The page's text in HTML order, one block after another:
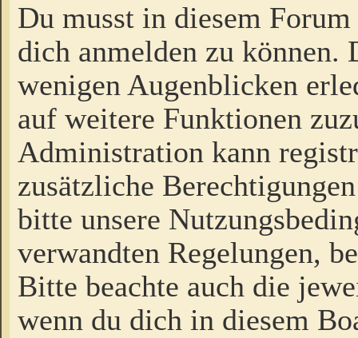
Du musst in diesem
dich anmelden zu
wenigen Augenblicken
auf weitere Funktionen
Administration kann
zusätzliche
bitte unsere
verwandten Regelungen,
Bitte beachte auch die
wenn du dich in diesem